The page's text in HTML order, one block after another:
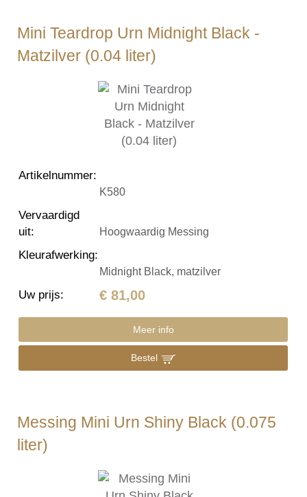
Mini Teardrop Urn Midnight Black -
Matzilver (0.04 liter)
Artikelnummer:
K580
Vervaardigd
uit: Hoogwaardig Messing
Kleurafwerking:
Midnight Black, matzilver
Uw prijs: € 81,00
Meer info
Bestel
Messing Mini Urn Shiny Black (0.075
liter)